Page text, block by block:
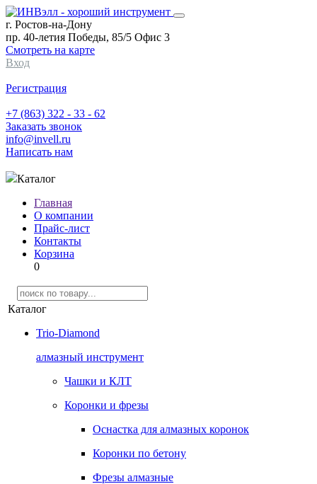
г. Ростов-на-Дону
пр. 40-летия Победы, 85/5 Офис 3
Смотреть на карте
Вход
Регистрация
+7 (863) 322 - 33 - 62
Заказать звонок
info@invell.ru
Написать нам
Каталог
Главная
О компании
Прайс-лист
Контакты
Корзина
0
Каталог
Trio-Diamond
алмазный инструмент
Чашки и КЛТ
Коронки и фрезы
Оснастка для алмазных коронок
Коронки по бетону
Фрезы алмазные